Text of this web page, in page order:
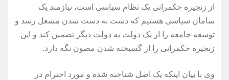
از زنجیره حکمرانی یک نظام سیاسی است، نیازمند یک
سامان سیاسی هستیم که دست به دست شدن مشعل رشد و
توسعه جامعه را از یک دولت به دولت دیگر تضمین کند و این
زنجیره حکمرانی را از گسیخته شدن مصون نگه دارد.
وی با بیان اینکه یک اصل شناخته شده و مورد احترام در